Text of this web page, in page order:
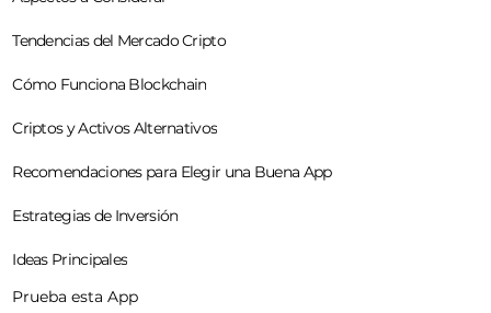
Tendencias del Mercado Cripto
Cómo Funciona Blockchain
Criptos y Activos Alternativos
Recomendaciones para Elegir una Buena App
Estrategias de Inversión
Ideas Principales
Prueba esta App